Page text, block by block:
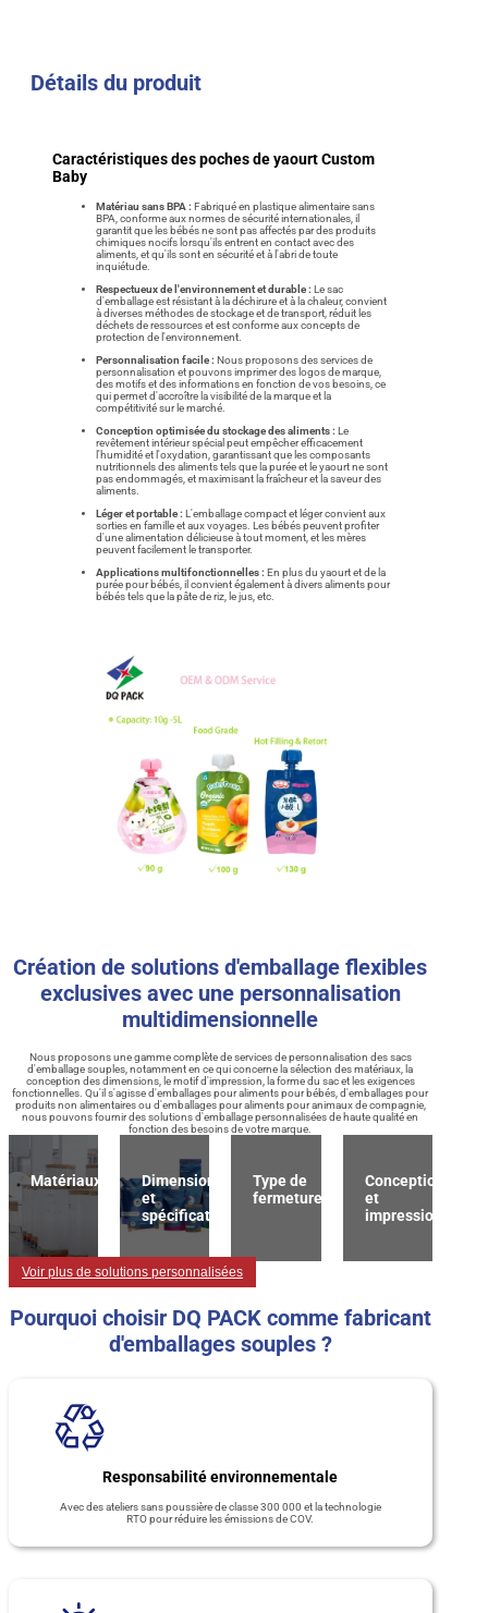
Détails du produit
Caractéristiques des poches de yaourt Custom
Baby
Matériau sans BPA : Fabriqué en plastique alimentaire sans
BPA, conforme aux normes de sécurité internationales, il
garantit que les bébés ne sont pas affectés par des produits
chimiques nocifs lorsqu'ils entrent en contact avec des
aliments, et qu'ils sont en sécurité et à l'abri de toute
inquiétude.
Respectueux de l'environnement et durable : Le sac
d'emballage est résistant à la déchirure et à la chaleur, convient
à diverses méthodes de stockage et de transport, réduit les
déchets de ressources et est conforme aux concepts de
protection de l'environnement.
Personnalisation facile : Nous proposons des services de
personnalisation et pouvons imprimer des logos de marque,
des motifs et des informations en fonction de vos besoins, ce
qui permet d'accroître la visibilité de la marque et la
compétitivité sur le marché.
Conception optimisée du stockage des aliments : Le
revêtement intérieur spécial peut empêcher efficacement
l'humidité et l'oxydation, garantissant que les composants
nutritionnels des aliments tels que la purée et le yaourt ne sont
pas endommagés, et maximisant la fraîcheur et la saveur des
aliments.
Léger et portable : L'emballage compact et léger convient aux
sorties en famille et aux voyages. Les bébés peuvent profiter
d'une alimentation délicieuse à tout moment, et les mères
peuvent facilement le transporter.
Applications multifonctionnelles : En plus du yaourt et de la
purée pour bébés, il convient également à divers aliments pour
bébés tels que la pâte de riz, le jus, etc.
Création de solutions d'emballage flexibles
exclusives avec une personnalisation
multidimensionnelle
Nous proposons une gamme complète de services de personnalisation des sacs
d'emballage souples, notamment en ce qui concerne la sélection des matériaux, la
conception des dimensions, le motif d'impression, la forme du sac et les exigences
fonctionnelles. Qu'il s'agisse d'emballages pour aliments pour bébés, d'emballages pour
produits non alimentaires ou d'emballages pour aliments pour animaux de compagnie,
nous pouvons fournir des solutions d'emballage personnalisées de haute qualité en
fonction des besoins de votre marque.
Matériaux
Dimension
et
spécification
Type de
fermeture
Conception
et
impression
Voir plus de solutions personnalisées
Pourquoi choisir DQ PACK comme fabricant
d'emballages souples ?
Responsabilité environnementale
Avec des ateliers sans poussière de classe 300 000 et la technologie
RTO pour réduire les émissions de COV.